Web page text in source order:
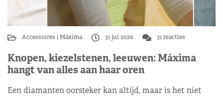
Accessoires Máxima 31 jul 2026 31 reacties
Knopen, kiezelstenen, leeuwen: Máxima
hangt van alles aan haar oren
Een diamanten oorsteker kan altijd, maar is het niet